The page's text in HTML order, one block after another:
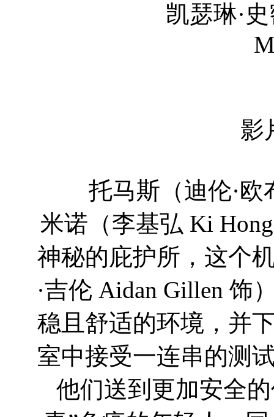
凯瑟琳·史密斯-
影
托马斯（迪伦·欧
米诺（李基弘 Ki
神秘的庇护所，这个
·吉伦 Aidan Gillen 饰
稳且舒适的环境，并
室中接受一连串的测
他们送到更加安全